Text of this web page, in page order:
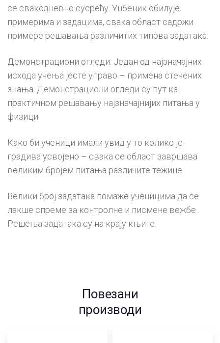
се свакодневно сусрећу. Уџбеник обилује
примерима и задацима, свака област садржи
примере решавања различитих типова задатака.
Демонстрациони огледи: Један од најзначајних
исхода учења јесте управо – примена стечених
знања. Демонстрациони огледи су пут ка
практичном решавању најзначајнијих питања у
физици.
Како би ученици имали увид у то колико је
градива усвојено – свака се област завршава
великим бројем питања различите тежине.
Велики број задатака помаже ученицима да се
лакше спреме за контролне и писмене вежбе.
Решења задатака су на крају књиге.
Повезани
производи